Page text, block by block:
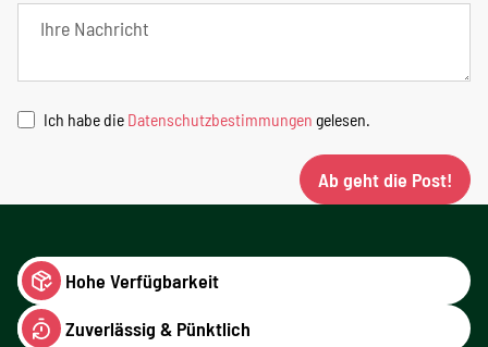
Ich habe die Datenschutzbestimmungen gelesen.
Ab geht die Post!
Hohe Verfügbarkeit
Zuverlässig & Pünktlich